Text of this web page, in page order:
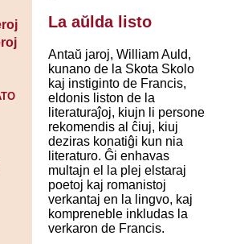
La aŭlda listo
Antaŭ jaroj, William Auld,
kunano de la Skota Skolo
kaj instiginto de Francis,
eldonis liston de la
literaturaĵoj, kiujn li persone
rekomendis al ĉiuj, kiuj
deziras konatiĝi kun nia
literaturo. Ĝi enhavas
multajn el la plej elstaraj
poetoj kaj romanistoj
verkantaj en la lingvo, kaj
kompreneble inkludas la
verkaron de Francis.